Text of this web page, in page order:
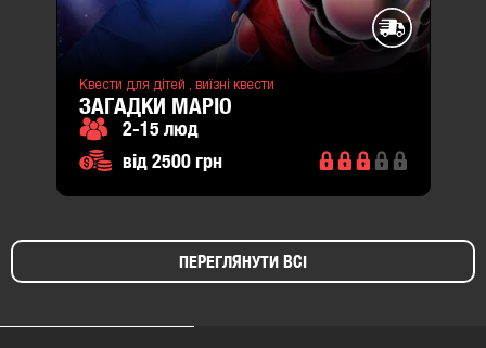
Квести для дітей , виїзні квести
ЗАГАДКИ МАРІО
2-15 люд
від 2500 грн
ПЕРЕГЛЯНУТИ ВСІ